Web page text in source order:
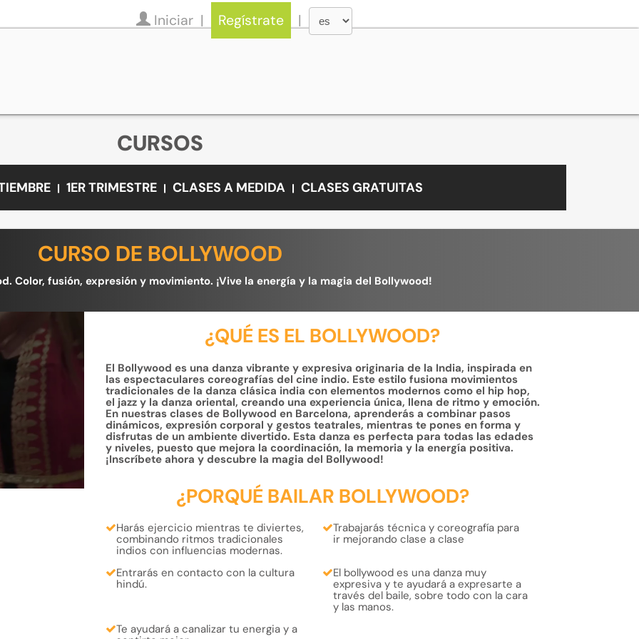
Iniciar Regístrate
CURSOS
1ER TRIMESTRE CLASES A MEDIDA CLASES GRATUITAS
CURSO DE BOLLYWOOD
Color, fusión, expresión y movimiento. ¡Vive la energía y la magia del Bollywood!
¿QUÉ ES EL BOLLYWOOD?
El Bollywood es una danza vibrante y expresiva originaria de la India, inspirada en
las espectaculares coreografías del cine indio. Este estilo fusiona movimientos
tradicionales de la danza clásica india con elementos modernos como el hip hop,
el jazz y la danza oriental, creando una experiencia única, llena de ritmo y emoción.
En nuestras clases de Bollywood en Barcelona, ​​aprenderás a combinar pasos
dinámicos, expresión corporal y gestos teatrales, mientras te pones en forma y
disfrutas de un ambiente divertido. Esta danza es perfecta para todas las edades
y niveles, puesto que mejora la coordinación, la memoria y la energía positiva.
¡Inscríbete ahora y descubre la magia del Bollywood!
¿PORQUÉ BAILAR BOLLYWOOD?
Harás ejercicio mientras te diviertes,
combinando ritmos tradicionales
indios con influencias modernas.
Trabajarástécnica ycoreografía para
ir mejorando clase a clase
Entrarás en contacto con la cultura
hindú.
El bollywood es unadanza muy
expresiva y te ayudará a expresarte a
través del baile, sobre todo con lacara
y las manos.
Te ayudará a canalizar tu energiay a